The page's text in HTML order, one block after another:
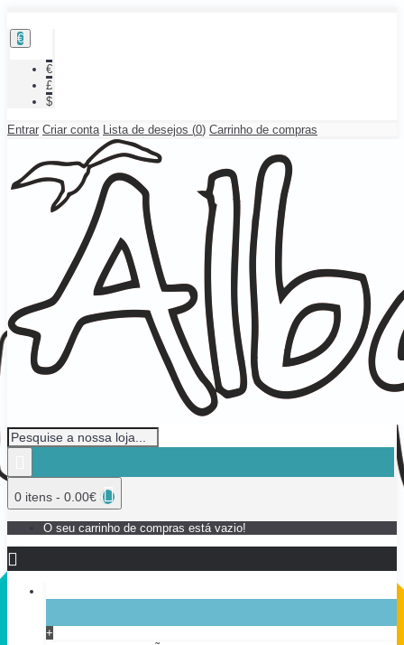
€
€
£
$
Entrar Criar conta Lista de desejos (0) Carrinho de compras
0 itens - 0.00€
O seu carrinho de compras está vazio!
+